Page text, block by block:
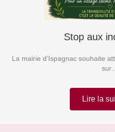
Stop aux
La mairie d’Ispagnac souhaite
sur…
Lire la